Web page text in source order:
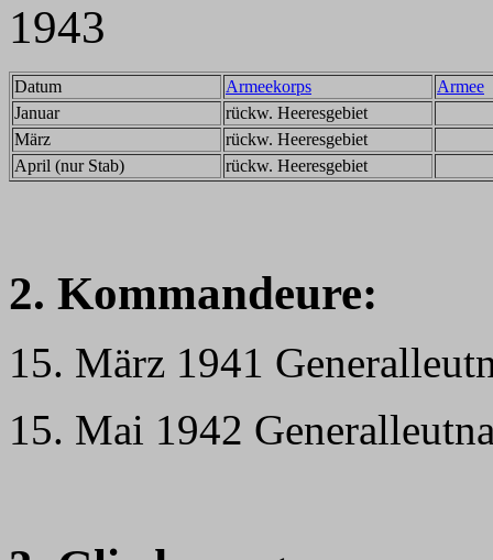
1943
Datum Armeekorps
Armee
Januar
rückw. Heeresgebiet
März
rückw. Heeresgebiet
April (nur Stab)
rückw. Heeresgebiet
2. Kommandeure:
15. März 1941
15. Mai 1942